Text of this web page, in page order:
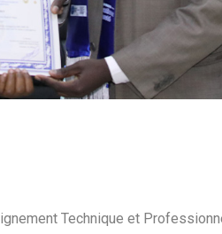
Technique et